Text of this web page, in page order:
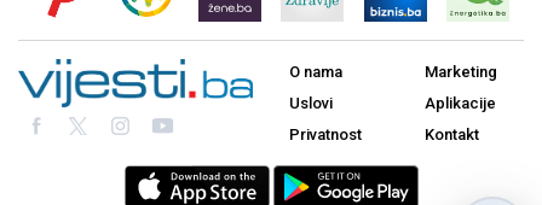
O nama
Uslovi
Privatnost
Marketing
Aplikacije
Kontakt